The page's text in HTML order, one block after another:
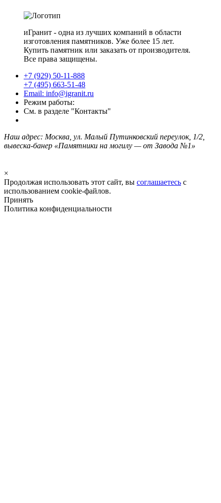
иГранит - одна из лучших компаний в области
изготовления памятников. Уже более 15 лет.
Купить памятник или заказать от производителя.
Все права защищены.
+7 (929) 50-11-888
+7 (495) 663-51-48
Email: info@igranit.ru
Режим работы:
См. в разделе "Контакты"
Наш адрес: Москва, ул. Малый Путинковский переулок, 1/2,
вывеска-банер «Памятники на могилу — от Завода №1»
×
Продолжая использовать этот сайт, вы соглашаетесь с
использованием cookie-файлов.
Принять
Политика конфиденциальности